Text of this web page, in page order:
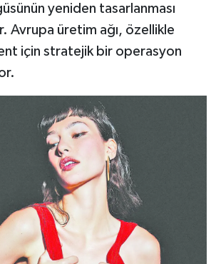
yeniden tasarlanması
Avrupa üretim ağı, özellikle
için stratejik bir operasyon